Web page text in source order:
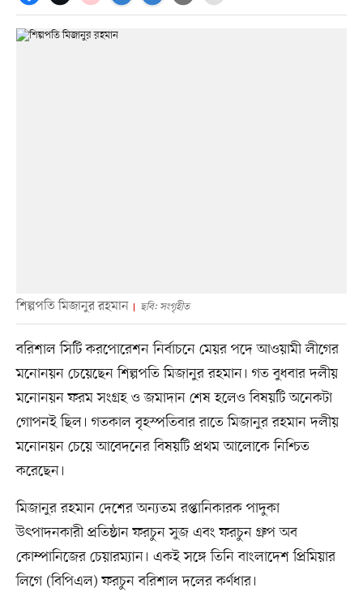
শিল্পপতি মিজানুর রহমান ছবি: সংগৃহীত
বরিশাল সিটি করপোরেশন নির্বাচনে মেয়র পদে আওয়ামী লীগের
মনোনয়ন চেয়েছেন শিল্পপতি মিজানুর রহমান। গত বুধবার দলীয়
মনোনয়ন ফরম সংগ্রহ ও জমাদান শেষ হলেও বিষয়টি অনেকটা
গোপনই ছিল। গতকাল বৃহস্পতিবার রাতে মিজানুর রহমান দলীয়
মনোনয়ন চেয়ে আবেদনের বিষয়টি প্রথম আলোকে নিশ্চিত
করেছেন।
মিজানুর রহমান দেশের অন্যতম রপ্তানিকারক পাদুকা
উৎপাদনকারী প্রতিষ্ঠান ফরচুন সুজ এবং ফরচুন গ্রুপ অব
কোম্পানিজের চেয়ারম্যান। একই সঙ্গে তিনি বাংলাদেশ প্রিমিয়ার
লিগে (বিপিএল) ফরচুন বরিশাল দলের কর্ণধার।